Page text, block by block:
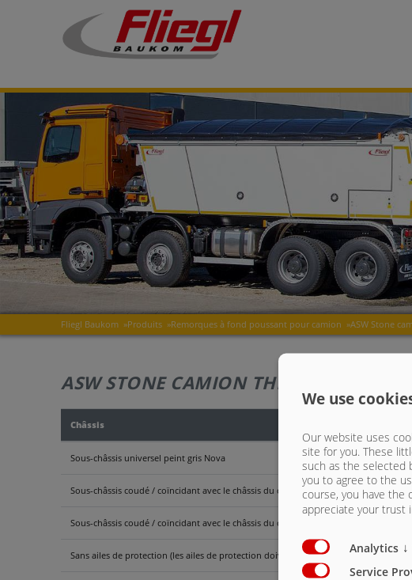
Fliegl Baukom »Produits »Remorques à fond poussant pour camion »ASW Stone
ASW STONE CAMION THERMO - 5215 |
Châssis
Sous-châssis universel peint gris Nova
Sous-châssis coudé / coïncidant avec le châssis du camion. Peint gris Nova
Sous-châssis coudé / coïncidant avec le châssis du camion - galvanisé. Attention !
Sans ailes de protection (les ailes de protection doivent être disponibles chez le
We use
Our website uses
site for you. These
such as the selected
you to agree to the
course, you have the
appreciate your trust
Analytics ↓
Service